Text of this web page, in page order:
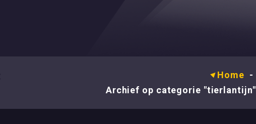
Home -
Archief op categorie "tierlantijn"